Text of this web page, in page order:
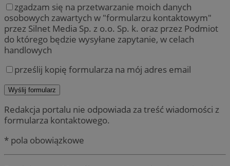
zgadzam się na przetwarzanie moich danych
osobowych zawartych w "formularzu kontaktowym"
przez Silnet Media Sp. z o.o. Sp. k. oraz przez Podmiot
do którego będzie wysyłane zapytanie, w celach
handlowych
prześlij kopię formularza na mój adres email
Redakcja portalu nie odpowiada za treść wiadomości z
formularza kontaktowego.
* pola obowiązkowe